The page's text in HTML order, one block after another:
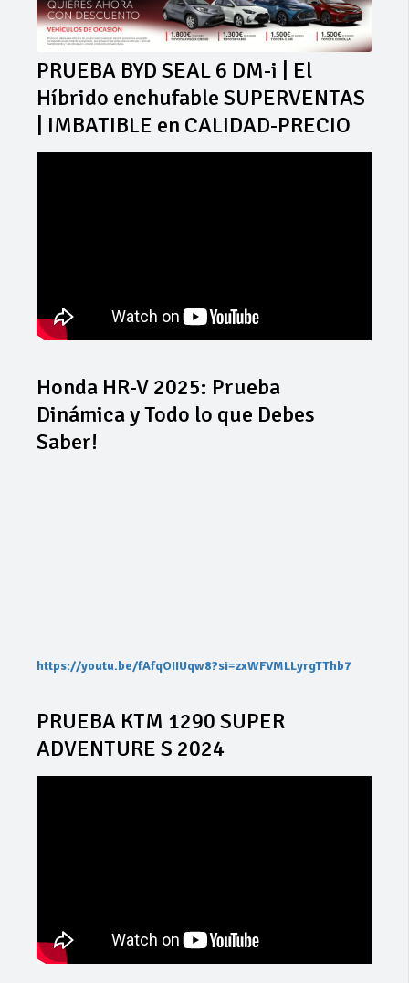
PRUEBA BYD SEAL 6 DM-i | El
Híbrido enchufable SUPERVENTAS
| IMBATIBLE en CALIDAD-PRECIO
Honda HR-V 2025: Prueba
Dinámica y Todo lo que Debes
Saber!
https://youtu.be/fAfqOIIUqw8?si=zxWFVMLLyrgTThb7
PRUEBA KTM 1290 SUPER
ADVENTURE S 2024